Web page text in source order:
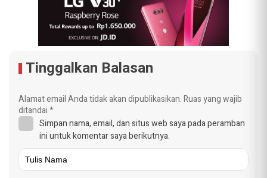
Tinggalkan Balasan
Alamat email Anda tidak akan dipublikasikan.Ruas yang wajib
ditandai*
Simpan nama, email, dan situs web saya pada peramban
ini untuk komentar saya berikutnya.